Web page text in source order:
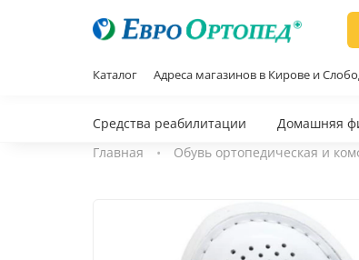
Каталог Адреса магазинов в Кирове и
Средства реабилитации Домашняя
Главная
Обувь ортопедическая и